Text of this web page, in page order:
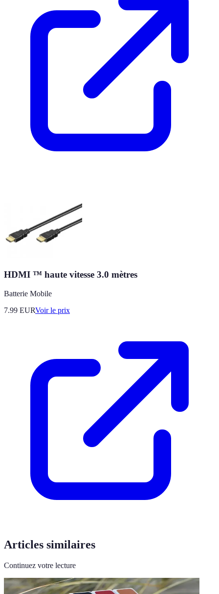
HDMI ™ haute vitesse 3.0 mètres
Batterie Mobile
7.99 EURVoir le prix
Articles similaires
Continuez votre lecture